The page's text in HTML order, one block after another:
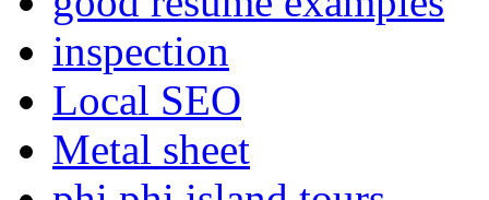
inspection
Local SEO
Metal sheet